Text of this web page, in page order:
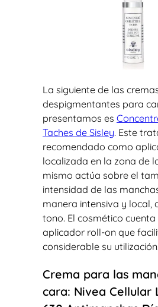
La siguiente de las
despigmentantes para
presentamos es
Taches de Sisley. Este
recomendado como
localizada en la zona de
mismo actúa sobre el
intensidad de las
manera intensiva y local,
tono. El cosmético cuenta
aplicador roll-on que
considerable su utilización.
Crema para las
cara: Nivea Cellular